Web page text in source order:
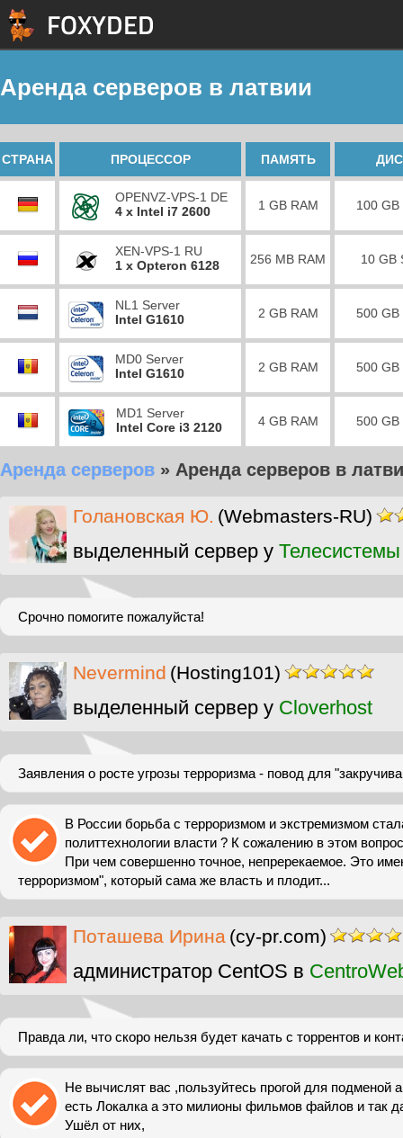
Аренда серверов в латвии
СТРАНА ПРОЦЕССОР ПАМЯТЬ
OPENVZ-VPS-1 DE
4 x Intel i7 2600
1 GB RAM 100 GB
XEN-VPS-1 RU
1 x Opteron 6128
256 MB RAM 10 GB
NL1 Server
Intel G1610
2 GB RAM 500 GB
MD0 Server
Intel G1610
2 GB RAM 500 GB
MD1 Server
Intel Core i3 2120
4 GB RAM 500 GB
Аренда серверов » Аренда серверов в
Голановская Ю. (Webmasters-RU)
выделенный сервер у Телесистемы
Срочно помогите пожалуйста!
Nevermind (Hosting101)
выделенный сервер у Cloverhost
Заявления о росте угрозы терроризма - повод для
В России борьба с терроризмом и экстремизмом
политтехнологии власти ? К сожалению в этом
При чем совершенно точное, непререкаемое. Это
терроризмом", который сама же власть и плодит...
Поташева Ирина (cy-pr.com)
администратор CentOS в
Правда ли, что скоро нельзя будет качать с торрентов и
Не вычислят вас ,пользуйтесь прогой для подменой
есть Локалка а это милионы фильмов файлов и так
Ушёл от них,